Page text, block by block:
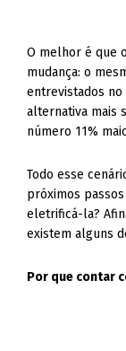
O melhor é que
mudança: o
entrevistados no
alternativa mais
número 11%
Todo esse
próximos
eletrificá-la?
existem alguns
Por que contar